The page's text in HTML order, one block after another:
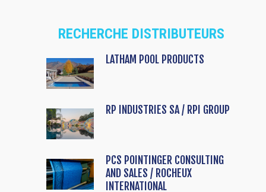
RECHERCHE DISTRIBUTEURS
LATHAM POOL PRODUCTS
RP INDUSTRIES SA / RPI GROUP
PCS POINTINGER CONSULTING
AND SALES / ROCHEUX
INTERNATIONAL